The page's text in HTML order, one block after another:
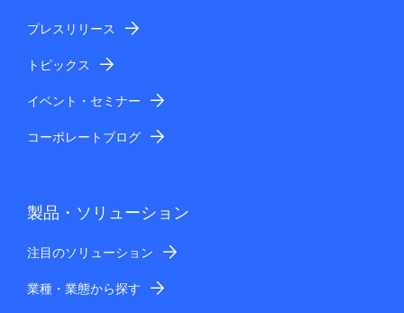
プレスリリース
トピックス
イベント・セミナー
コーポレートブログ
製品・ソリューション
注目のソリューション
業種・業態から探す